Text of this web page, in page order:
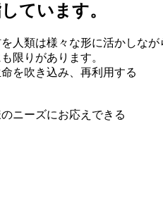
ています。
人類は様々な形に活かしなが
限りがあります。
を吹き込み、再利用する
ニーズにお応えできる